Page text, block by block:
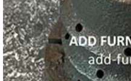
anello
schroder